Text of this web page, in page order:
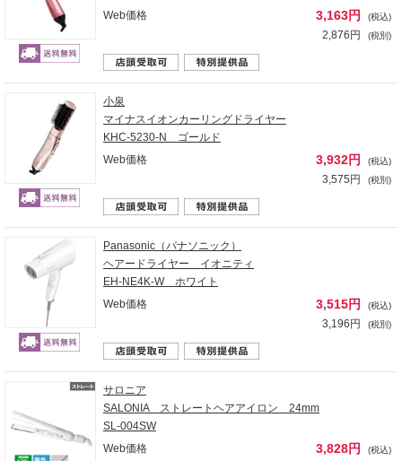
Web価格
3,163円 (税込)
2,876円 (税別)
小泉
マイナスイオンカーリングドライヤー
KHC-5230-N ゴールド
Web価格
3,932円 (税込)
3,575円 (税別)
Panasonic（パナソニック）
ヘアードライヤー イオニティ
EH-NE4K-W ホワイト
Web価格
3,515円 (税込)
3,196円 (税別)
サロニア
SALONIA ストレートヘアアイロン 24mm
SL-004SW
Web価格
3,828円 (税込)